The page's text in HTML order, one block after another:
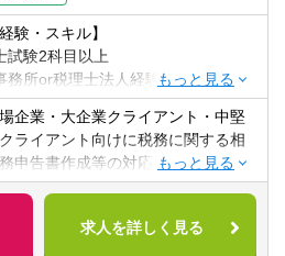
験・スキル】
試験2科目以上
務所or税理士法人経験者（目安2年
キル
る必須経験・スキル】
資格・公認会計士資格をお持ちの方
人物像】
企業・大企業クライアント・中堅
ライアント向けに税務に関する相
申告書作成等の対応を行います。
は以下の業務を行います。
アントの税務に関する相談等の対応
求人を詳しく見る